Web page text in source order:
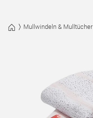
Mullwindeln & Mulltücher